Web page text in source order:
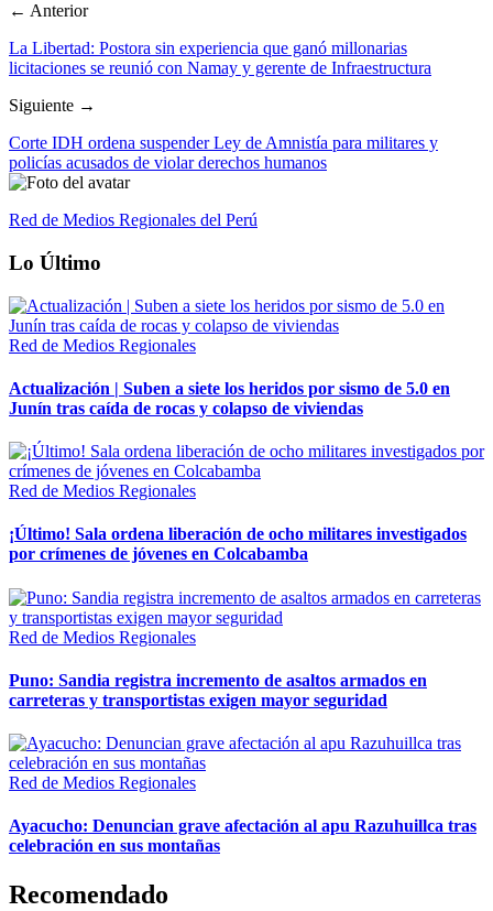
← Anterior
La Libertad: Postora sin experiencia que ganó millonarias
licitaciones se reunió con Namay y gerente de Infraestructura
Siguiente →
Corte IDH ordena suspender Ley de Amnistía para militares y
policías acusados de violar derechos humanos
Red de Medios Regionales del Perú
Lo Último
Red de Medios Regionales
Actualización | Suben a siete los heridos por sismo de 5.0 en
Junín tras caída de rocas y colapso de viviendas
Red de Medios Regionales
¡Último! Sala ordena liberación de ocho militares investigados
por crímenes de jóvenes en Colcabamba
Red de Medios Regionales
Puno: Sandia registra incremento de asaltos armados en
carreteras y transportistas exigen mayor seguridad
Red de Medios Regionales
Ayacucho: Denuncian grave afectación al apu Razuhuillca tras
celebración en sus montañas
Recomendado